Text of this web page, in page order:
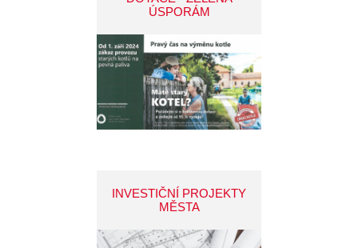
ÚSPORÁM
INVESTIČNÍ PROJEKTY
MĚSTA